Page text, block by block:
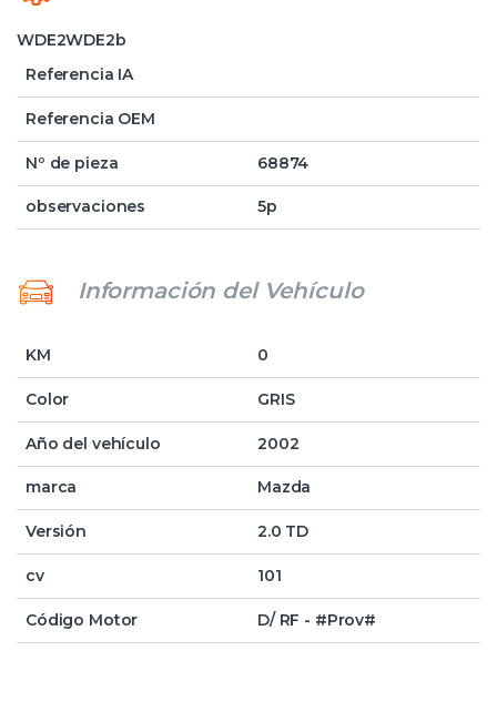
WDE2WDE2b
Referencia IA
Referencia OEM
Nº de pieza 68874
observaciones 5p
Información del Vehículo
KM 0
Color GRIS
Año del vehículo 2002
marca Mazda
Versión 2.0 TD
cv 101
Código Motor D/ RF - #Prov#